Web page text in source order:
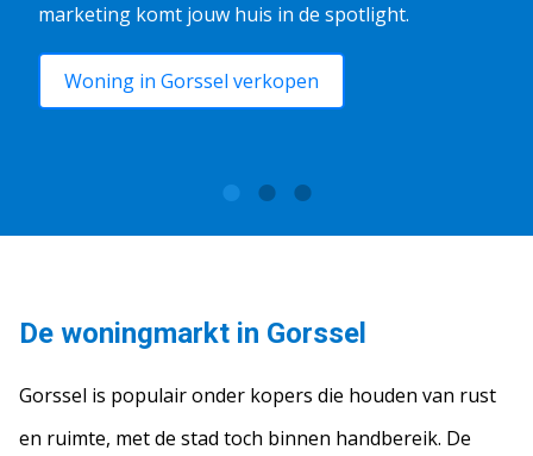
marketing komt jouw huis in de spotlight.
Woning in Gorssel verkopen
De woningmarkt in Gorssel
Gorssel is populair onder kopers die houden van rust
en ruimte, met de stad toch binnen handbereik. De